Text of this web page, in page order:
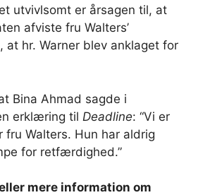
utvivlsomt er årsagen til, at
afviste fru Walters’
at hr. Warner blev anklaget for
Bina Ahmad sagde i
erklæring til Deadline: “Vi er
fru Walters. Hun har aldrig
for retfærdighed.”
mere information om